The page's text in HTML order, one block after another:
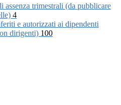
assenza trimestrali (da pubblicare
4
e autorizzati ai dipendenti
dirigenti) 100